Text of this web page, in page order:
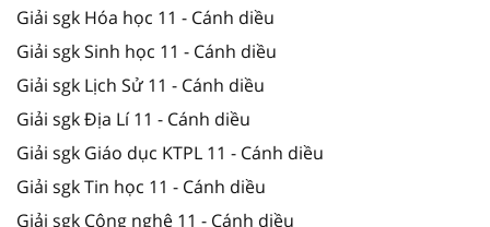
Giải sgk Hóa học 11 - Cánh diều
Giải sgk Sinh học 11 - Cánh diều
Giải sgk Lịch Sử 11 - Cánh diều
Giải sgk Địa Lí 11 - Cánh diều
Giải sgk Giáo dục KTPL 11 - Cánh diều
Giải sgk Tin học 11 - Cánh diều
Giải sgk Công nghệ 11 - Cánh diều